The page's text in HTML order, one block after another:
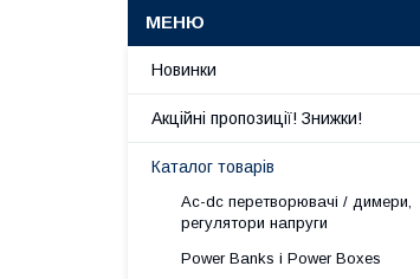
Новинки
Акційні пропозиції! Знижки!
Каталог товарів
Ac-dc перетворювачі / димери,
регулятори напруги
Power Banks і Power Boxes